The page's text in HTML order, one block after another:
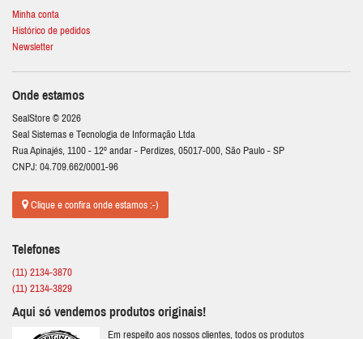
Minha conta
Histórico de pedidos
Newsletter
Onde estamos
SealStore © 2026
Seal Sistemas e Tecnologia de Informação Ltda
Rua Apinajés, 1100 - 12º andar - Perdizes, 05017-000, São Paulo - SP
CNPJ: 04.709.662/0001-96
Clique e confira onde estamos :-)
Telefones
(11) 2134-3870
(11) 2134-3829
Aqui só vendemos produtos originais!
Em respeito aos nossos clientes, todos os produtos